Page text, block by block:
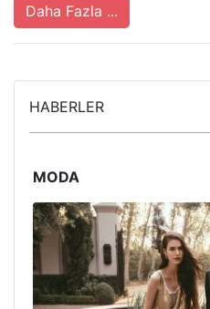
Daha Fazla ...
HABERLER
MODA